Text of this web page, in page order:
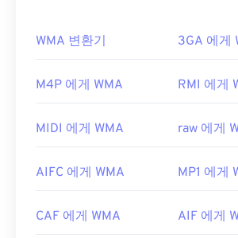
WAV파일은 압축되지 않은 고품질 파
니다. UltraMixer는
WAV 파일이 원활
다.Elmedia Player
도 WAV 파일을
최초 출시:1991년
유용한 링크:
WMA 파일을 어떻게 여
Windows Media의 핵심 구성 요소인
파일을 여는 기본 프로그램으로 사용
WMA 파일이 상대적으로 널리 사용
니다. WMA 파일은 온라인 스트리밍
WMA 파일을 열 수 있는 다른 프로그
WMA 변환기 3GA 에게
M4P 에게 WMA RMI 에게
MIDI 에게 WMA raw 에게
AIFC 에게 WMA MP1 에게
CAF 에게 WMA AIF 에게